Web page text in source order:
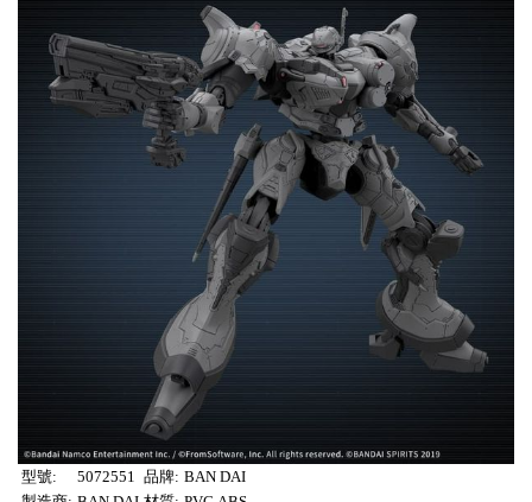
型號: 5072551 品牌: BAN DAI